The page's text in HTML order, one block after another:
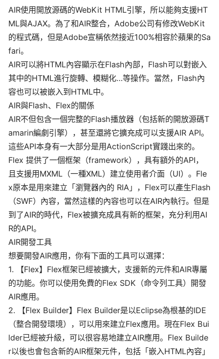
AIR使用開放源碼的WebKit HTML引擎，所以能夠支援HT
ML與AJAX。為了和AIR整合，Adobe公司有修改WebKit
的程式碼，但是Adobe宣稱依然接近100%相容於蘋果的Sa
fari。
AIR可以將HTML內容顯示在Flash內部，Flash可以對嵌入
其中的HTML進行旋轉、模糊化…等操作。當然，Flash內
容也可以被嵌入到HTML中。
AIR與Flash、Flex的關係
AIR不但包含一個完整的Flash播放器（包括新的開放源碼T
amarin編劇引擎），甚至還將它擴充成可以支援AIR API。
這些API本身有一大部分是用ActionScript實踐出來的。
Flex 提供了一個框架（framework），具有額外的API，
且支援用MXML（一種XML）建立使用者介面（UI）。Fle
x原本是用來建立「瀏覽器內的 RIA」，Flex可以產生Flash
（SWF）內容，當然這樣的內容也可以在AIR內執行。但是
到了AIR的時代，Flex被擴充成具有新的框架，充分利用AI
R的API。
AIR開發工具
想要開發AIR應用，你有下面的工具可以選擇：
1. 【Flex】Flex框架已經被擴大，支援新的元件和AIR專屬
的功能。你可以使用免費的Flex SDK（命令列工具）開發
AIR應用。
2. 【Flex Builder】Flex Builder是以Eclipse為根基的IDE
（整合開發環境），可以用來建立Flex應用。現在Flex Bui
lder已經被升級，可以很容易地建立AIR應用。Flex Builde
r以後也會包含新的AIR框架元件，包括「嵌入HTML內容」